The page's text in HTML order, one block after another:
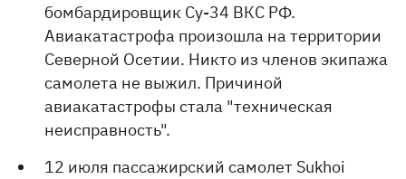
бомбардировщик Су-34 ВКС РФ.
Авиакатастрофа произошла на территории
Северной Осетии. Никто из членов экипажа
самолета не выжил. Причиной
авиакатастрофы стала "техническая
неисправность".
12 июля пассажирский самолет Sukhoi